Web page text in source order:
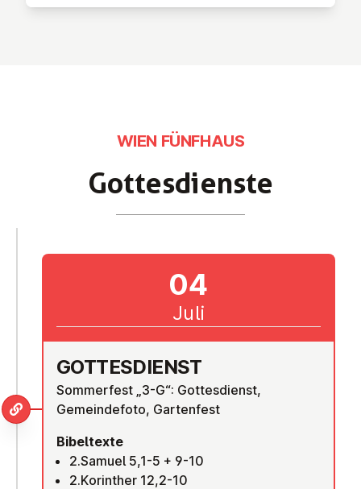
Got­tes­diens­te
WIEN FÜNFHAUS
GOT­TES­DIENST
Sommerfest „3-G“: Gottesdienst,
Gemeindefoto, Gartenfest
Bibeltexte
2.Samuel 5,1-5 + 9-10
2.Korinther 12,2-10
04
Juli